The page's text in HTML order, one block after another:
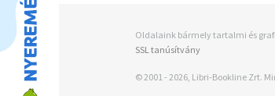
Oldalaink bármely tartalmi és
SSL tanúsítvány
© 2001 - 2026, Libri-Bookline Zrt.